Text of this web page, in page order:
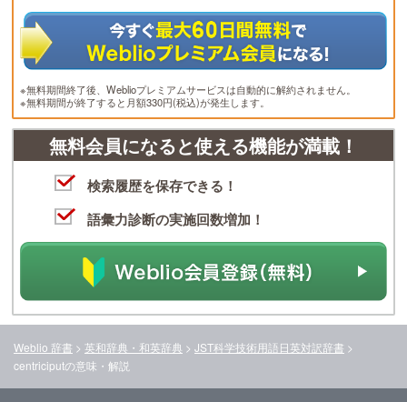
※無料期間終了後、Weblioプレミアムサービスは自動的に解約されません。
※無料期間が終了すると月額330円(税込)が発生します。
無料会員になると使える機能が満載！
検索履歴を保存できる！
語彙力診断の実施回数増加！
Weblio 辞書 > 英和辞典・和英辞典 > JST科学技術用語日英対訳辞書 >
centriciputの意味・解説